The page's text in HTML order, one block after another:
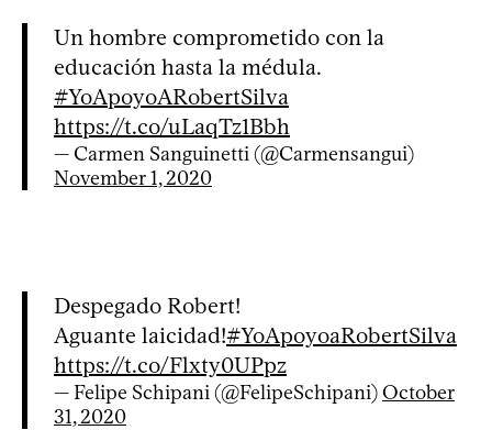
Un hombre comprometido con la
educación hasta la médula.
#YoApoyoARobertSilva
https://t.co/uLaqTz1Bbh
— Carmen Sanguinetti (@Carmensangui)
November 1, 2020
Despegado Robert!
Aguante laicidad!#YoApoyoaRobertSilva
https://t.co/Flxty0UPpz
— Felipe Schipani (@FelipeSchipani)October
31, 2020